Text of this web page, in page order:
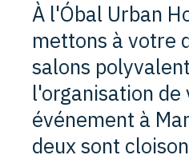
À l'Óbal Urban
mettons à votre
salons
l'organisation de
événement à
deux sont